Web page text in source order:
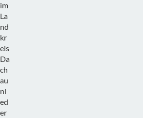
im
La
nd
kr
eis
Da
ch
au
ni
ed
er